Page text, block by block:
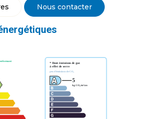
Nous contacter